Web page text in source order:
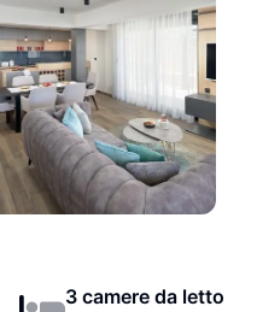
3 camere da letto